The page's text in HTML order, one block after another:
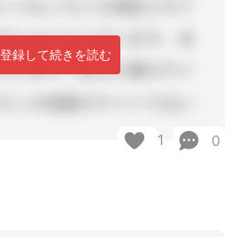
録して続きを読む
1 0